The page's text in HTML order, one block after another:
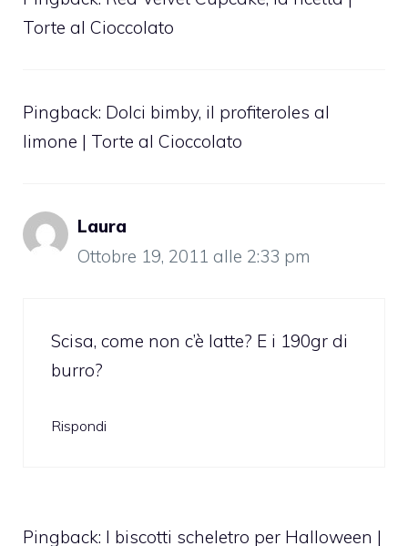
Torte al Cioccolato
Pingback: Dolci bimby, il profiteroles al
limone | Torte al Cioccolato
Laura
Ottobre 19, 2011 alle 2:33 pm
Scisa, come non c’è latte? E i 190gr di
burro?
Rispondi
Pingback: I biscotti scheletro per Halloween |